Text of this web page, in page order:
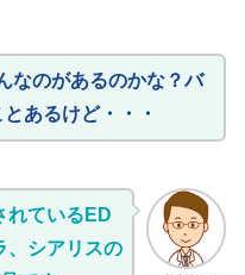
なのがあるのかな？バ
あるけど・・・
れているED
、シアリスの